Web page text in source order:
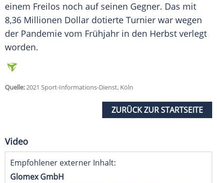
einem Freilos noch auf seinen Gegner. Das mit
8,36 Millionen Dollar dotierte Turnier war wegen
der Pandemie vom Frühjahr in den Herbst verlegt
worden.
Quelle:2021 Sport-Informations-Dienst, Köln
ZURÜCK ZUR STARTSEITE
Video
Empfohlener externer Inhalt:
Glomex GmbH